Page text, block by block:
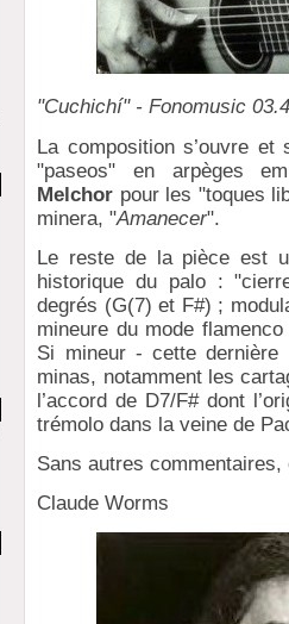
"Cuchichí" - Fonomusic
La composition s’ouvre
"paseos" en arpèges
Melchor pour les "toques
minera, "Amanecer".
Le reste de la pièce est
historique du palo :
degrés (G(7) et F#) ;
mineure du mode
Si mineur - cette
minas, notamment les
l’accord de D7/F# dont
trémolo dans la veine de
Sans autres
Claude Worms